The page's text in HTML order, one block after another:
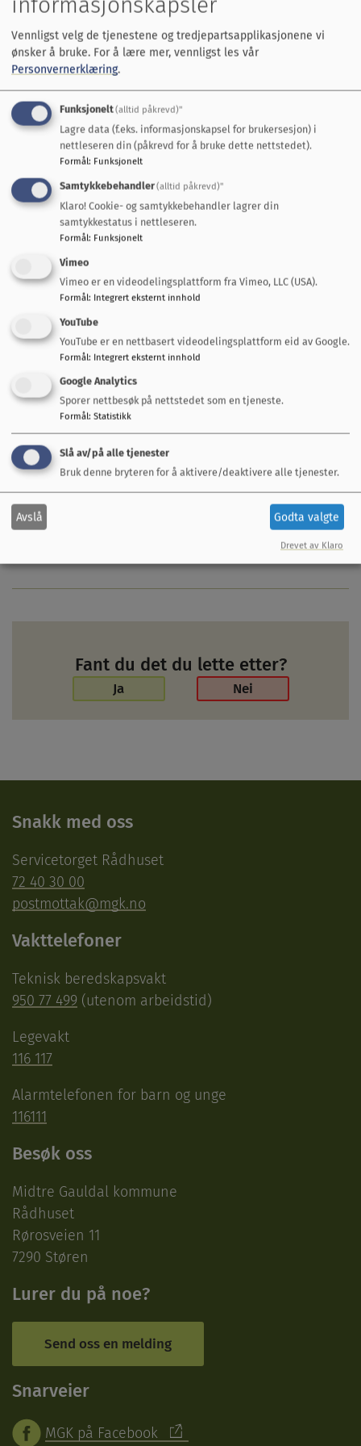
Programmet er fortsatt under arbeid, men
lover relevante og inspirerende foredrag, sofaprat
med lokale og regionale aktører,
bedriftspresentasjoner og ei arbeidsøkt.
Spennende navn er allerede sikret, og flere vil
komme framover.
Under arbeidsøkta skal deltakerne sammen jobbe
fram satsinger, behov og retning for å skape
næringsvekst og utvikling i Midtre Gauldal. Både
for Spir og de resterende to år med
omstillingsarbeid, men også for årene og tiårene
framover.
Meld deg på!
Dette er en dag du ikke bør gå glipp av! Meld deg
på med en gang:
Påmelding til Næringsløftet 2026
Påmeldingsfrist er 20. januar 2026.
Ved manglende oppmøte eller avmelding etter 28.
januar, blir bedriften fakturert 300 kr for dekning
av lunsj.
Fant du det du lette etter?
Ja Nei
Snakk med oss
Servicetorget Rådhuset
72 40 30 00
postmottak@mgk.no
Vakttelefoner
Teknisk beredskapsvakt
950 77 499 (utenom arbeidstid)
Legevakt
116 117
Alarmtelefonen for barn og unge
116111
Besøk oss
Midtre Gauldal kommune
Rådhuset
Rørosveien 11
7290 Støren
Lurer du på noe?
Send oss en melding
Snarveier
MGK på Facebook
Vennligst velg de tjenestene og tredjepartsapplikasjonene vi
ønsker å bruke. For å lære mer, vennligst les vår
Personvernerklæring.
Funksjonelt(alltid påkrevd)"
Lagre data (f.eks. informasjonskapsel for brukersesjon) i
nettleseren din (påkrevd for å bruke dette nettstedet).
Formål: Funksjonelt
Samtykkebehandler(alltid påkrevd)"
Klaro! Cookie- og samtykkebehandler lagrer din
samtykkestatus i nettleseren.
Formål: Funksjonelt
Vimeo
Vimeo er en videodelingsplattform fra Vimeo, LLC (USA).
Formål: Integrert eksternt innhold
YouTube
YouTube er en nettbasert videodelingsplattform eid av Google.
Formål: Integrert eksternt innhold
Google Analytics
Sporer nettbesøk på nettstedet som en tjeneste.
Formål: Statistikk
Slå av/på alle tjenester
Bruk denne bryteren for å aktivere/deaktivere alle tjenester.
Avslå Godta valgte
Drevet av Klaro